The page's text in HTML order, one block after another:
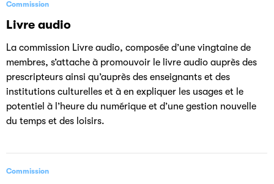
Commission
Livre audio
La commission Livre audio, composée d’une vingtaine de
membres, s’attache à promouvoir le livre audio auprès des
prescripteurs ainsi qu’auprès des enseignants et des
institutions culturelles et à en expliquer les usages et le
potentiel à l’heure du numérique et d’une gestion nouvelle
du temps et des loisirs.
Commission